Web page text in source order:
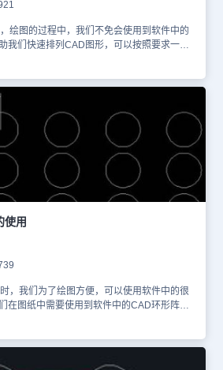
绘图的过程中，我们不免会使用到软件中的
我们快速排列CAD图形，可以按照要求一次
形阵列”。 选择要排列的对象。 指定中心
输入 i（项目），然后输入要排列的对象
），并输入要填充的角度。 还可以拖动
。 在环形阵列上切换对象旋转 如果环形
能区，则使用此方法。此操作步骤控制对象
保持其原始对齐。 选择阵列。 依次单击
性”面板 ， “旋转项目”。 修改环形阵列中
列。 单击“夹点间的角度”。 在环形阵
显示夹点间的角度。仅当阵列中有三个或更
移动光标以增加或减少项目间的角度，
绘图软件中，在绘图时可以使用CAD环
装浩辰CAD软件试试吧。更多CAD教程技
进行查看。
使用
，我们为了绘图方便，可以使用软件中的很
在图纸中需要使用到软件中的CAD环形阵列
以阵列一个圆为例） ①点击下图中的“选择对
取需要阵列的圆，空格，对话框又弹出 ②